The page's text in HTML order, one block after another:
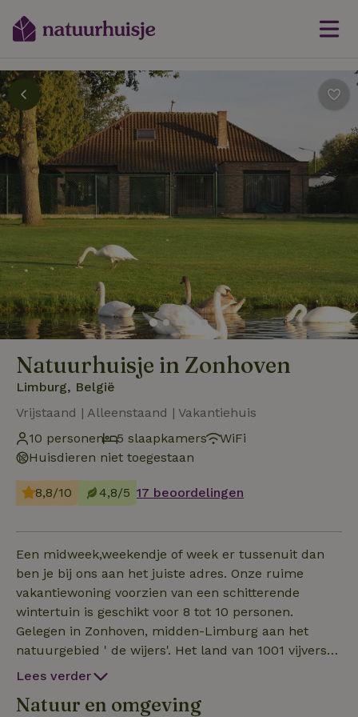
Natuurhuisje in Zonhoven
Limburg, België
Vrijstaand | Alleenstaand | Vakantiehuis
10 personen
5 slaapkamers
WiFi
Huisdieren niet toegestaan
8,8/10 4,8/5 17 beoordelingen
Een midweek,weekendje of week er tussenuit dan
ben je bij ons aan het juiste adres. Onze ruime
vakantiewoning voorzien van een schitterende
wintertuin is geschikt voor 8 tot 10 personen.
Gelegen in Zonhoven, midden-Limburg aan het
natuurgebied ' de wijers'. Het land van 1001 vijvers
met in onze achtertuin toegan en uitzicht op een
fauna en flora, ideaal voor vogelspotters, een plezier
Lees verder
Natuur en omgeving